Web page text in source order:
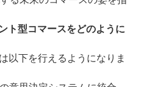
ト型コマースをどのように
以下を行えるようになりま